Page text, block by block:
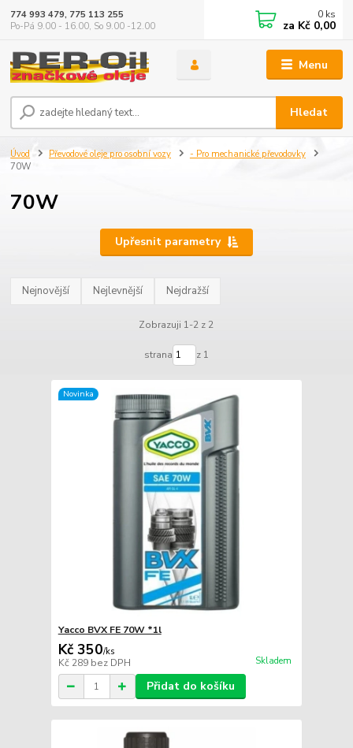
Menu
Hledat
774 993 479, 775 113 255
Po-Pá 9.00 - 16.00, So 9.00 -12.00
0 ks
za Kč 0,00
Úvod Převodové oleje pro osobní vozy
- Pro mechanické převodovky
70W
70W
Upřesnit parametry
Nejnovější Nejlevnější Nejdražší
Zobrazuji 1-2 z 2
strana z 1
Novinka
Yacco BVX FE 70W *1l
Kč 350/ks
Kč 289 bez DPH Skladem
Přidat do košíku